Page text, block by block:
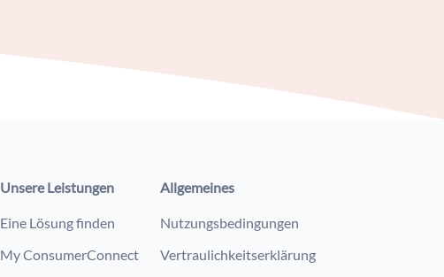
Unsere Leistungen
Eine Lösung finden
My ConsumerConnect
Allgemeines
Nutzungsbedingungen
Vertraulichkeitserklärung